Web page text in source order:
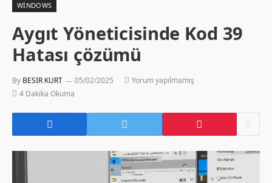
WINDOWS
Aygıt Yöneticisinde Kod 39
Hatası çözümü
By BESIR KURT 05/02/2025
Yorum yapılmamış
4 Dakika Okuma